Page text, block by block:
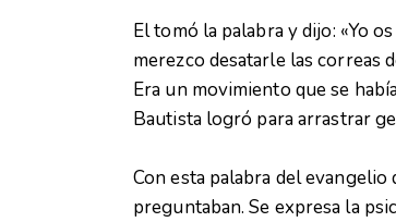
El tomó la palabra y dijo: «Yo
merezco desatarle las correas
Era un movimiento que se
Bautista logró para arrastrar
Con esta palabra del
preguntaban. Se expresa la